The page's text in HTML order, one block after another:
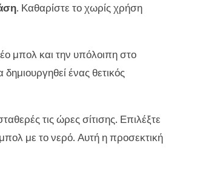
. Καθαρίστε το χωρίς χρήση
μπολ και την υπόλοιπη στο
ένας θετικός
τις ώρες σίτισης. Επιλέξτε
με το νερό. Αυτή η προσεκτική